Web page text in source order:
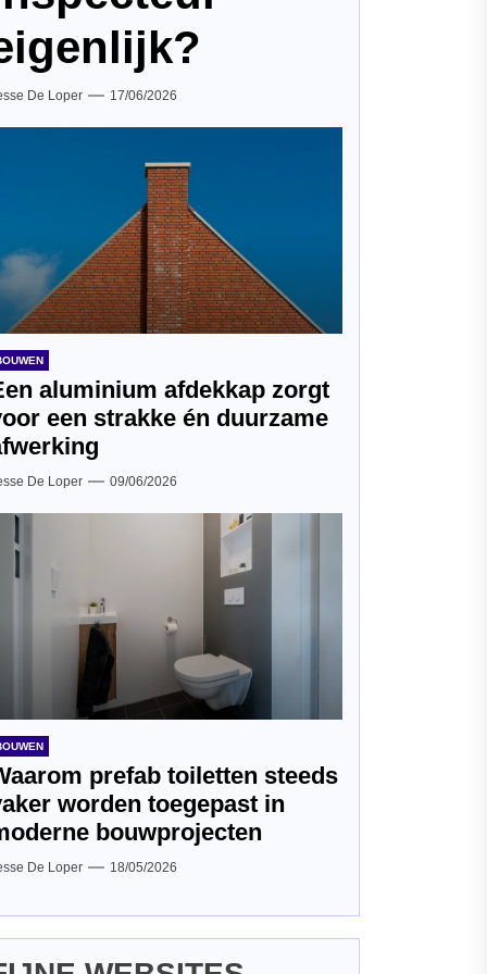
De Loper 17/06/2026
aluminium afdekkap zorgt
een strakke én duurzame
De Loper 09/06/2026
prefab toiletten steeds
worden toegepast in
bouwprojecten
De Loper 18/05/2026